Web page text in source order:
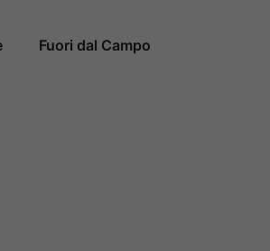
Fuori dal Campo